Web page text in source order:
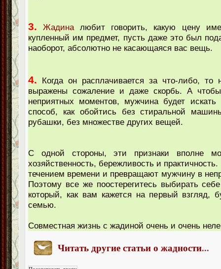
3. Жадиналюбит говорить, какую цену
купленный им предмет, пусть даже это был
наоборот, абсолютно не касающаяся вас вещь.
4. Когда он расплачивается за что-либо, то
выражены сожаление и даже скорбь. А
неприятных моментов, мужчина будет
способ, как обойтись без стиральной
рубашки, без множестве других вещей.
С одной стороны, эти признаки вполне
хозяйственность, бережливость и
течением времени и превращают мужчину в
Поэтому все же поостерегитесь выбирать
который, как вам кажется на первый взгляд,
семью.
Совместная жизнь с жадиной очень и очень
Читать другие статьи о жадности...